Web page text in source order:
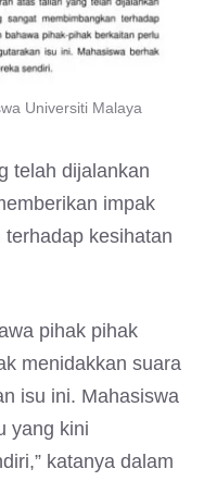
Universiti Malaya
telah dijalankan
impak
kesihatan
pihak pihak
menidakkan suara
isu ini. Mahasiswa
yang kini
katanya dalam